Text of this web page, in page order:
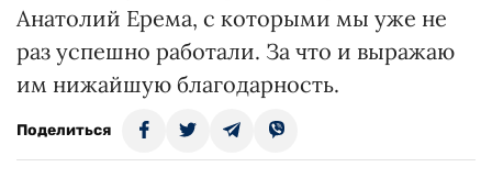
Анатолий Ерема, с которыми мы уже не
раз успешно работали. За что и выражаю
им нижайшую благодарность.
Поделиться